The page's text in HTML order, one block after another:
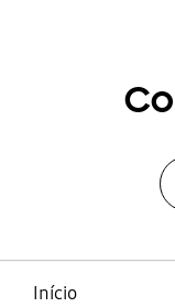
Início